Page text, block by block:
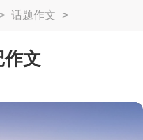
> 话题作文 >
作文